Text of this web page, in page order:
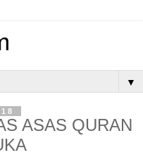
▼
ASAS QURAN